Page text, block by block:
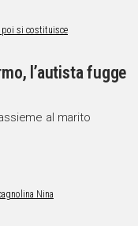
l’autista fugge
al marito